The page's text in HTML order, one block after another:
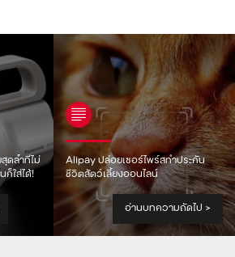
ดล้ำที่ไม่
ก็ใส่ได้!
Alipay ปล่อยเซอร์ไพร์สทำประกัน
ชีวิตสัตว์เลี้ยงออนไลน์
อ่านบทความถัดไป >